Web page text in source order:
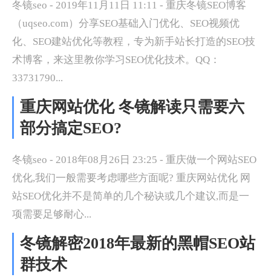
冬镜seo - 2019年11月11日 11:11 - 重庆冬镜SEO博客
（uqseo.com）分享SEO基础入门优化、SEO视频优
化、SEO建站优化等教程，专为新手站长打造的SEO技
术博客，来这里教你学习SEO优化技术。QQ：
33731790...
重庆网站优化 冬镜解读只需要六
部分搞定SEO?
冬镜seo - 2018年08月26日 23:25 - 重庆做一个网站SEO
优化,我们一般需要考虑哪些方面呢? 重庆网站优化 网
站SEO优化并不是简单的几个秘诀或几个建议,而是一
项需要足够耐心...
冬镜解密2018年最新的黑帽SEO站
群技术